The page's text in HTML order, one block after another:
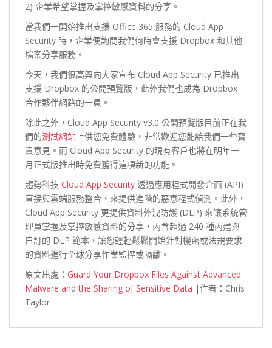
2) 企業希望掌握及掌控敏感資料的分享。
當我們一開始推出支援 Office 365 服務的 Cloud App
Security 時，企業便詢問我們何時會支援 Dropbox 和其他
檔案分享服務。
今天，我們很高興向大家宣布 Cloud App Security 已推出
支援 Dropbox 的公開預覽版，此外我們也成為 Dropbox
合作夥伴網路的一員。
除此之外，Cloud App Security v3.0 公開預覽版目前正在我
們的測試網站 上供您免費體驗，非常歡迎您能給我們一些寶
貴意見。而 Cloud App Security 的現有客戶也將在明年一
月正式版推出時免費獲得這項新的功能。
趨勢科技 Cloud App Security 透過應用程式開發介面 (API)
直接與雲端服務整合，來提供進階的惡意程式偵測。此外，
Cloud App Security 更提供資料外洩防護 (DLP) 來讓系統管
理員掌握及掌控敏感資料的分享，內含超過 240 種內建與
自訂的 DLP 範本，讓您輕輕鬆鬆開始針對機密或法規要求
的資料進行全球分享作業監控或隔離。
原文出處： Guard Your Dropbox Files Against Advanced
Malware and the Sharing of Sensitive Data |作者：Chris
Taylor